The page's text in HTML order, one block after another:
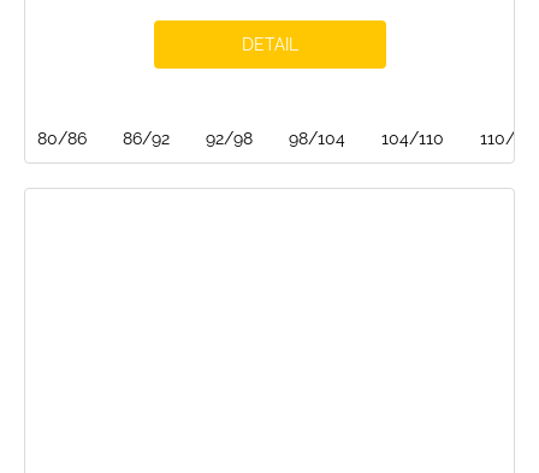
DETAIL
80/86 86/92 92/98 98/104 104/110 110/116